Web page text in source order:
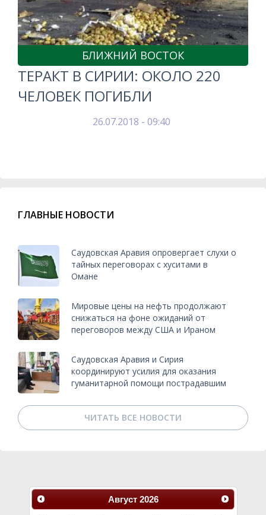
БЛИЖНИЙ ВОСТОК
ТЕРАКТ В СИРИИ: ОКОЛО 220
ЧЕЛОВЕК ПОГИБЛИ
26.07.2018 - 09:40
ГЛАВНЫЕ НОВОСТИ
Саудовская Аравия опровергает слухи о
тайных переговорах с хуситами в
Омане
Мировые цены на нефть продолжают
снижаться на фоне ожиданий от
переговоров между США и Ираном
Саудовская Аравия и Сирия
координируют усилия для оказания
гуманитарной помощи пострадавшим
ЧИТАТЬ ВСЕ НОВОСТИ
Август 2026